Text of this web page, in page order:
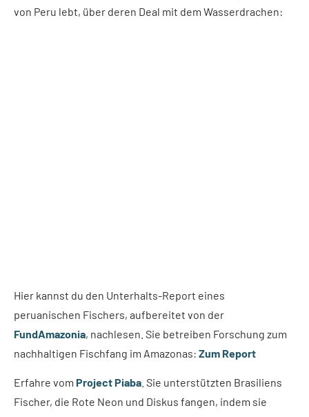
von Peru lebt, über deren Deal mit dem Wasserdrachen:
Hier kannst du den Unterhalts-Report eines
peruanischen Fischers, aufbereitet von der
FundAmazonia, nachlesen. Sie betreiben Forschung zum
nachhaltigen Fischfang im Amazonas: Zum Report
Erfahre vom Project Piaba . Sie unterstützten Brasiliens
Fischer, die Rote Neon und Diskus fangen, indem sie